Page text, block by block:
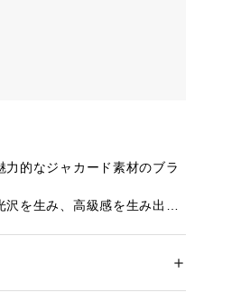
的なジャカード素材のブラ
沢を生み、高級感を生み出し
つつもすっきりとしたバラン